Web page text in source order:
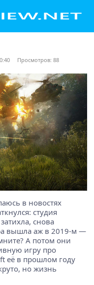
Просмотров: 88
в новостях
студия
снова
вышла аж в 2019-м —
А потом они
игру про
её в прошлом году
но жизнь